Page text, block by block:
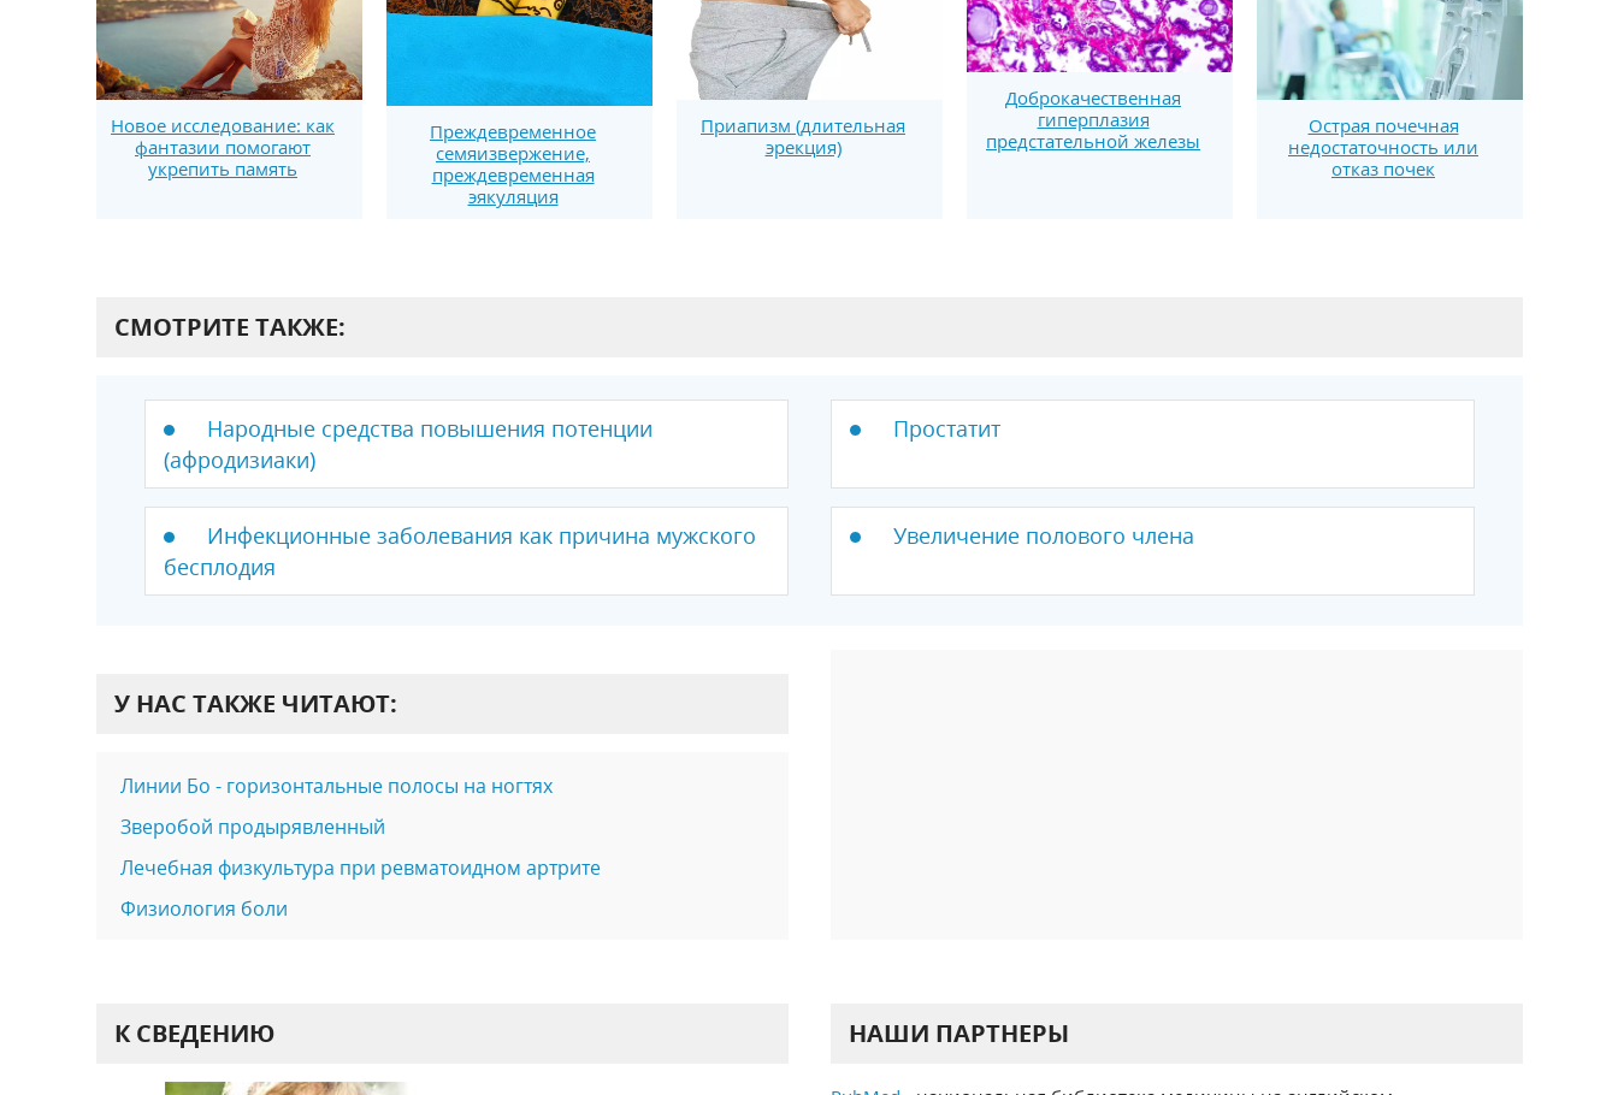
Новое исследование: как
фантазии помогают
укрепить память
Преждевременное
семяизвержение,
преждевременная
эякуляция
Приапизм (длительная
эрекция)
Доброкачественная
гиперплазия
предстательной железы
Острая почечная
недостаточность или
отказ почек
СМОТРИТЕ ТАКЖЕ:
Народные средства повышения потенции
(афродизиаки)
Простатит
Инфекционные заболевания как причина мужского
бесплодия
Увеличение полового члена
У НАС ТАКЖЕ ЧИТАЮТ:
Линии Бо - горизонтальные полосы на ногтях
Зверобой продырявленный
Лечебная физкультура при ревматоидном артрите
Физиология боли
К СВЕДЕНИЮ НАШИ ПАРТНЕРЫ